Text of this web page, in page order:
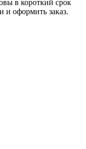
в короткий срок
и оформить заказ.